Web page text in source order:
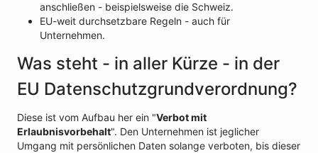
anschließen - beispielsweise die Schweiz.
EU-weit durchsetzbare Regeln - auch für
Unternehmen.
Was steht - in aller Kürze - in der
EU Datenschutzgrundverordnung?
Diese ist vom Aufbau her ein "Verbot mit
Erlaubnisvorbehalt". Den Unternehmen ist jeglicher
Umgang mit persönlichen Daten solange verboten, bis dieser